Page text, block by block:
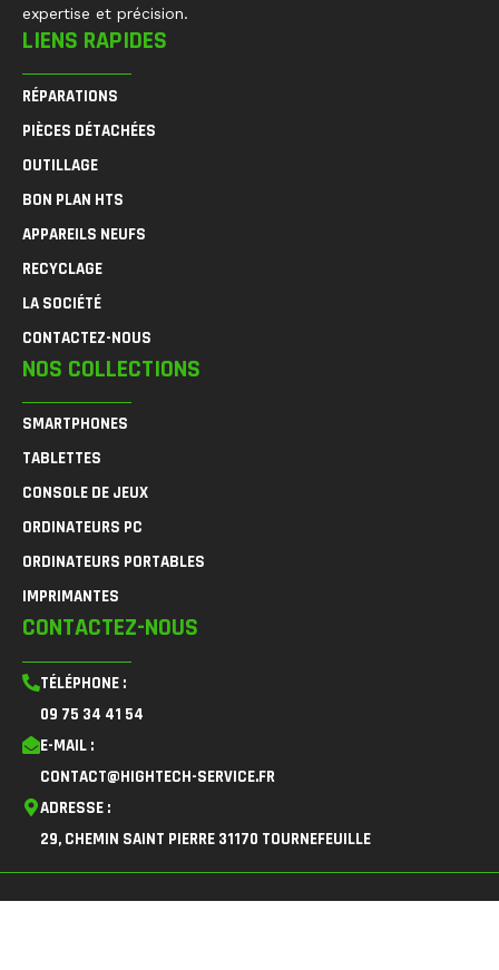
expertise et précision.
LIENS RAPIDES
RÉPARATIONS
PIÈCES DÉTACHÉES
OUTILLAGE
BON PLAN HTS
APPAREILS NEUFS
RECYCLAGE
LA SOCIÉTÉ
CONTACTEZ-NOUS
NOS COLLECTIONS
SMARTPHONES
TABLETTES
CONSOLE DE JEUX
ORDINATEURS PC
ORDINATEURS PORTABLES
IMPRIMANTES
CONTACTEZ-NOUS
TÉLÉPHONE :
09 75 34 41 54
E-MAIL :
CONTACT@HIGHTECH-SERVICE.FR
ADRESSE :
29, CHEMIN SAINT PIERRE 31170 TOURNEFEUILLE
F I L